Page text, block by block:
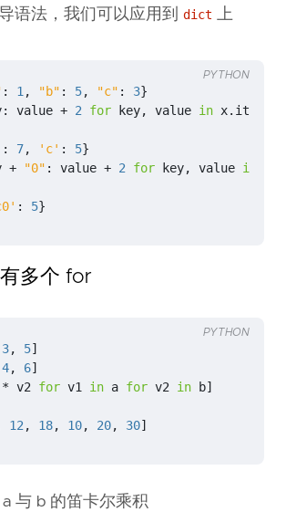
语法，我们可以应用到 dict 上
: 1 , "b" : 5, "c" : 3}
: value + 2 for key, value in x. items
: 7, 'c' : 5}
+ "0" : value + 2 for key, value in
: 5}
PYTHON
多个 for
3, 5]
4, 6]
* v2 for v1 in a for v2 in b]
12 , 18, 10, 20, 30]
PYTHON
与 b 的笛卡尔乘积